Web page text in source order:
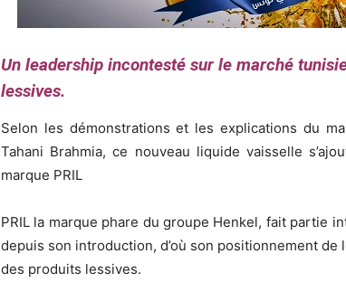
Un leadership incontesté sur le marché
lessives.
Selon les démonstrations et les explications du
Tahani Brahmia, ce nouveau liquide vaisselle
marque PRIL
PRIL la marque phare du groupe Henkel, fait partie
depuis son introduction, d’où son positionnement
des produits lessives.